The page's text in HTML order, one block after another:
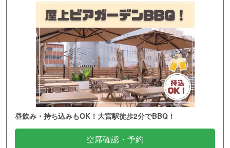
昼飲み・持ち込みもOK！大宮駅徒歩2分でBBQ！
空席確認・予約